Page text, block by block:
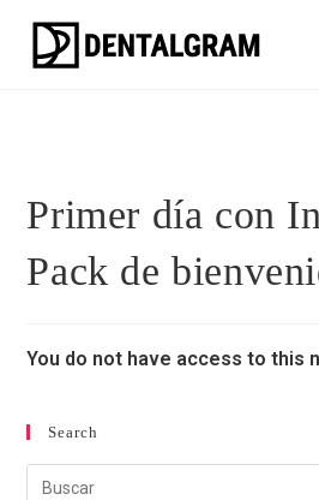
Primer día con
Pack de
You do not have access to this
Search